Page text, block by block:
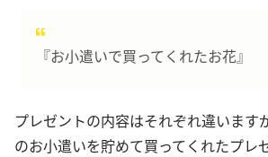
『お小遣いで買ってくれたお花』
プレゼントの内容はそれぞれ違います
のお小遣いを貯めて買ってくれたプレ